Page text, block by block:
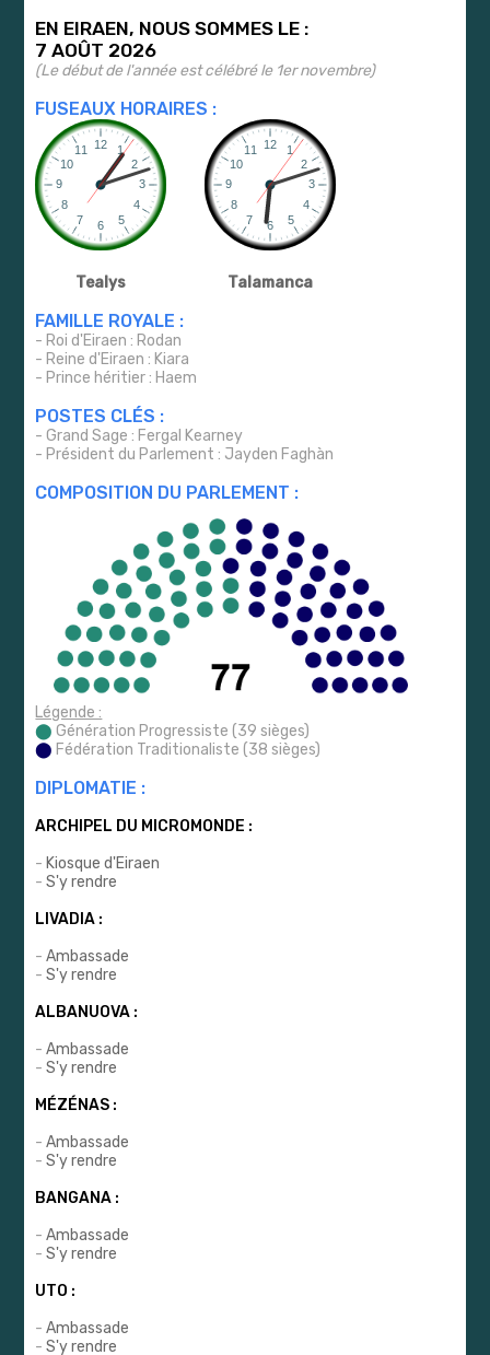
EN EIRAEN, NOUS SOMMES LE :
7 AOÛT 2026
(Le début de l'année est célébré le 1er novembre)
FUSEAUX HORAIRES :
Tealys Talamanca
FAMILLE ROYALE :
- Roi d'Eiraen : Rodan
- Reine d'Eiraen : Kiara
- Prince héritier : Haem
POSTES CLÉS :
- Grand Sage : Fergal Kearney
- Président du Parlement : Jayden Faghàn
COMPOSITION DU PARLEMENT :
Légende :
⬤ Génération Progressiste (39 sièges)
⬤ Fédération Traditionaliste (38 sièges)
DIPLOMATIE :
ARCHIPEL DU MICROMONDE :
- Kiosque d'Eiraen
-S'y rendre
LIVADIA :
-Ambassade
-S'y rendre
ALBANUOVA :
-Ambassade
-S'y rendre
MÉZÉNAS :
-Ambassade
-S'y rendre
BANGANA :
-Ambassade
-S'y rendre
UTO :
-Ambassade
-S'y rendre